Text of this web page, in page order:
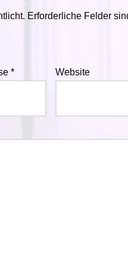
Erforderliche Felder
* Website